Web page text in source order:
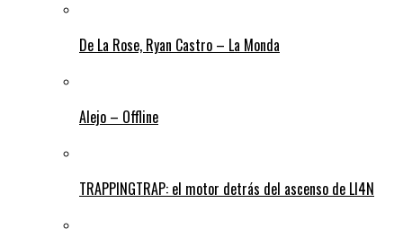
De La Rose, Ryan Castro – La Monda
Alejo – Offline
TRAPPINGTRAP: el motor detrás del ascenso de LI4N